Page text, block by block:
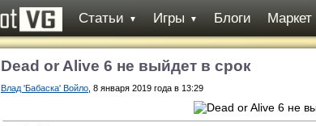
Статьи ▼ Игры ▼ Блоги Маркет
Dead or Alive 6 не выйдет в срок
Влад 'Бабаска' Войло , 8 января 2019 года в 13:29